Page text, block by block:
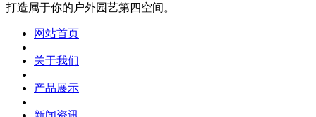
打造属于你的户外园艺第四空间。
网站首页
关于我们
产品展示